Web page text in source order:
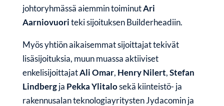
johtoryhmässä aiemmin toiminutAri
Aarniovuoriteki sijoituksen Builderheadiin.
Myös yhtiön aikaisemmat sijoittajat tekivät
lisäsijoituksia, muun muassa aktiiviset
enkelisijoittajatAli Omar, Henry Nilert,Stefan
Lindbergja Pekka Ylitalosekä kiinteistö- ja
rakennusalan teknologiayritysten Jydacomin ja